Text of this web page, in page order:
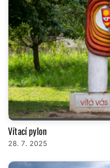
Vítací pylon
28. 7. 2025